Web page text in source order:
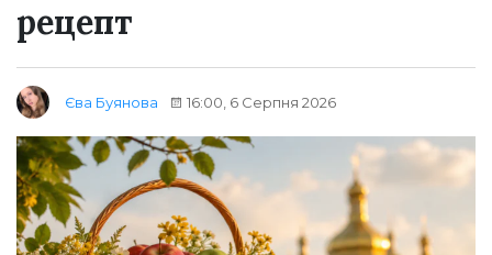
рецепт
Єва Буянова 16:00, 6 Серпня 2026